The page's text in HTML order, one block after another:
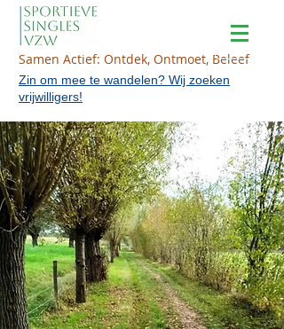
Samen Actief: Ontdek, Ontmoet, Beleef
Zin om mee te wandelen? Wij zoeken
vrijwilligers!